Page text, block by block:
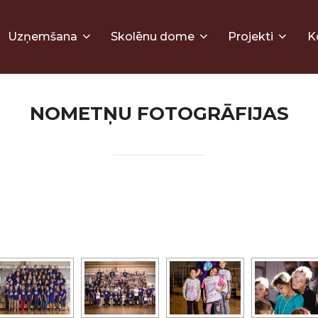
Uzņemšana Skolēnu dome Projekti
NOMETŅU FOTOGRĀFIJAS